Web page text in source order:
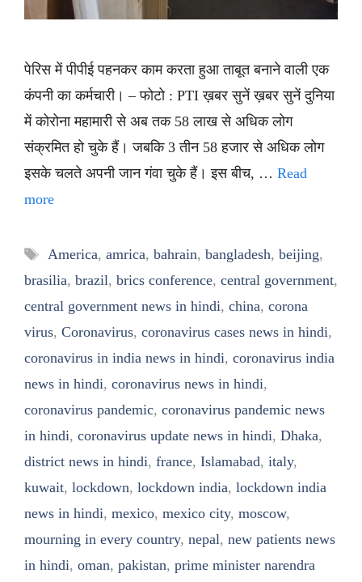
पेरिस में पीपीई पहनकर काम करता हुआ ताबूत बनाने वाली एक
कंपनी का कर्मचारी। – फोटो : PTI ख़बर सुनें ख़बर सुनें दुनिया
में कोरोना महामारी से अब तक 58 लाख से अधिक लोग
संक्रमित हो चुके हैं। जबकि 3 तीन 58 हजार से अधिक लोग
इसके चलते अपनी जान गंवा चुके हैं। इस बीच, … Read
more
Tags
America, amrica, bahrain, bangladesh, beijing,
brasilia, brazil, brics conference, central government,
central government news in hindi, china, corona
virus, Coronavirus, coronavirus cases news in hindi,
coronavirus in india news in hindi, coronavirus india
news in hindi, coronavirus news in hindi,
coronavirus pandemic, coronavirus pandemic news
in hindi, coronavirus update news in hindi, Dhaka,
district news in hindi, france, Islamabad, italy,
kuwait, lockdown, lockdown india, lockdown india
news in hindi, mexico, mexico city, moscow,
mourning in every country, nepal, new patients news
in hindi, oman, pakistan, prime minister narendra